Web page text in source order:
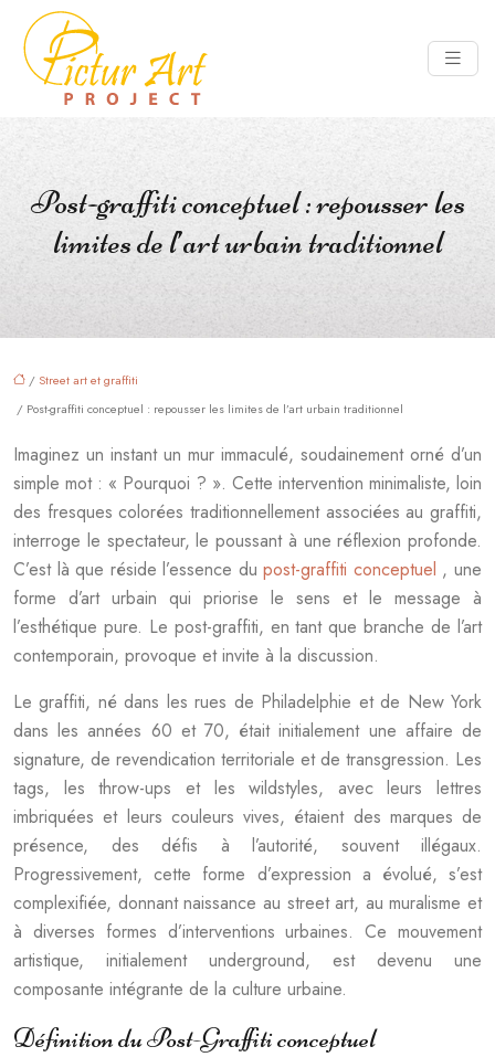
Post-graffiti conceptuel : repousser les
limites de l’art urbain traditionnel
/ Street art et graffiti
/ Post-graffiti conceptuel : repousser les limites de l’art urbain traditionnel
Imaginez un instant un mur immaculé, soudainement orné d’un
simple mot : « Pourquoi ? ». Cette intervention minimaliste, loin
des fresques colorées traditionnellement associées au graffiti,
interroge le spectateur, le poussant à une réflexion profonde.
C’est là que réside l’essence dupost-graffiti conceptuel , une
forme d’art urbain qui priorise le sens et le message à
l’esthétique pure. Le post-graffiti, en tant que branche de l’art
contemporain, provoque et invite à la discussion.
Le graffiti, né dans les rues de Philadelphie et de New York
dans les années 60 et 70, était initialement une affaire de
signature, de revendication territoriale et de transgression. Les
tags, les throw-ups et les wildstyles, avec leurs lettres
imbriquées et leurs couleurs vives, étaient des marques de
présence, des défis à l’autorité, souvent illégaux.
Progressivement, cette forme d’expression a évolué, s’est
complexifiée, donnant naissance au street art, au muralisme et
à diverses formes d’interventions urbaines. Ce mouvement
artistique, initialement underground, est devenu une
composante intégrante de la culture urbaine.
Définition du Post-Graffiti conceptuel